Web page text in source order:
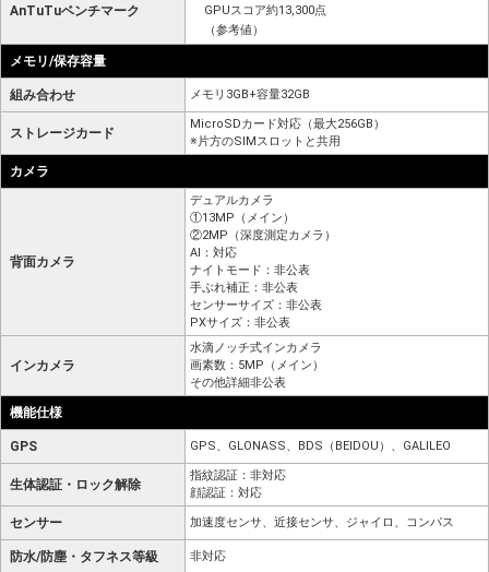
AnTuTuベンチマーク
GPUスコア約13,300点
（参考値）
メモリ/保存容量
組み合わせ メモリ3GB+容量32GB
ストレージカード
MicroSDカード対応（最大256GB）
※片方のSIMスロットと共用
カメラ
背面カメラ
デュアルカメラ
①13MP（メイン）
②2MP（深度測定カメラ）
AI：対応
ナイトモード：非公表
手ぶれ補正：非公表
センサーサイズ：非公表
PXサイズ：非公表
インカメラ
水滴ノッチ式インカメラ
画素数：5MP（メイン）
その他詳細非公表
機能仕様
GPS GPS、GLONASS、BDS（BEIDOU）、GALILEO
生体認証・ロック解除
指紋認証：非対応
顔認証：対応
センサー 加速度センサ、近接センサ、ジャイロ、コンパス
防水/防塵・タフネス等級 非対応